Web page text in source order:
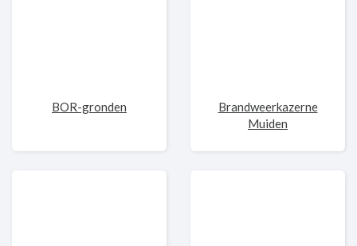
BOR-gronden
Brandweerkazerne
Muiden